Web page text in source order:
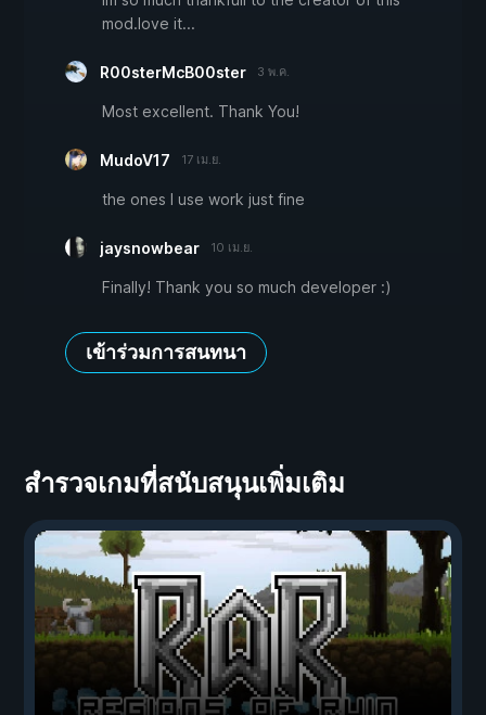
mod.love it...
R00sterMcB00ster 3 พ.ค.
Most excellent. Thank You!
MudoV17 17 เม.ย.
the ones I use work just fine
jaysnowbear 10 เม.ย.
Finally! Thank you so much developer :)
เข้าร่วมการสนทนา
สำรวจเกมที่สนับสนุนเพิ่มเติม